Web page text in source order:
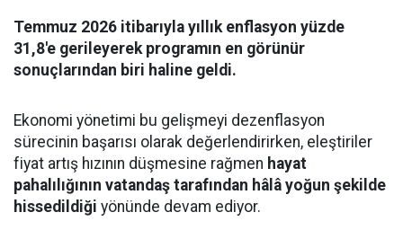
Temmuz 2026 itibarıyla yıllık enflasyon yüzde
31,8'e gerileyerek programın en görünür
sonuçlarından biri haline geldi.
Ekonomi yönetimi bu gelişmeyi dezenflasyon
sürecinin başarısı olarak değerlendirirken, eleştiriler
fiyat artış hızının düşmesine rağmen hayat
pahalılığının vatandaş tarafından hâlâ yoğun şekilde
hissedildiği yönünde devam ediyor.